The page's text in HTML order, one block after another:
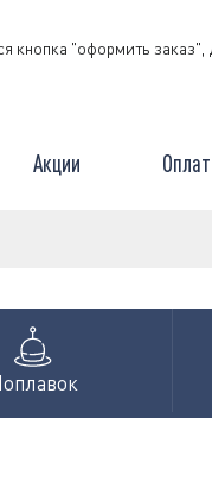
кнопка "оформить
Акции